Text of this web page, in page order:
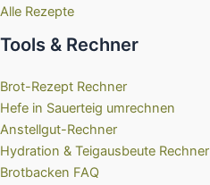
Alle Rezepte
Tools & Rechner
Brot-Rezept Rechner
Hefe in Sauerteig umrechnen
Anstellgut-Rechner
Hydration & Teigausbeute Rechner
Brotbacken FAQ